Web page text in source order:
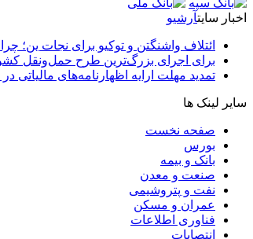
اخبار سایتآرشیو
ائتلاف واشنگتن و توکیو برای نجات ین؛
برای اجرای بزرگ‌ترین طرح حمل‌ونقل
تمدید مهلت ارایه اظهارنامه‌های مالیاتی
سایر لینک ها
صفحه نخست
بورس
بانک و بیمه
صنعت و معدن
نفت و پتروشیمی
عمران و مسکن
فناوری اطلاعات
انتصابات